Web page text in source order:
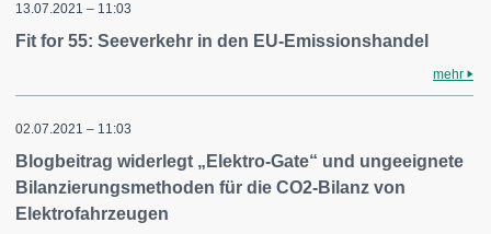
13.07.2021 – 11:03
Fit for 55: Seeverkehr in den EU-Emissionshandel
mehr
02.07.2021 – 11:03
Blogbeitrag widerlegt „Elektro-Gate“ und ungeeignete
Bilanzierungsmethoden für die CO2-Bilanz von
Elektrofahrzeugen